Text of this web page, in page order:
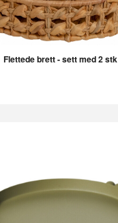
Flettede brett - sett med 2 stk